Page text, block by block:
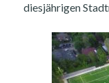
diesjährigen